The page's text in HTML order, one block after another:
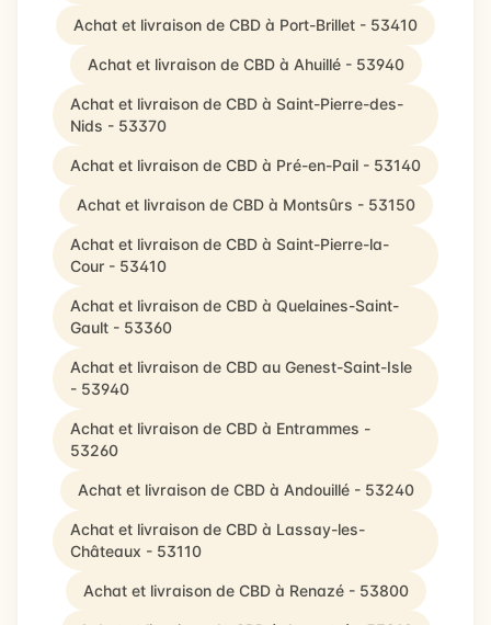
Achat et livraison de CBD à Port-Brillet - 53410
Achat et livraison de CBD à Ahuillé - 53940
Achat et livraison de CBD à Saint-Pierre-des-
Nids - 53370
Achat et livraison de CBD à Pré-en-Pail - 53140
Achat et livraison de CBD à Montsûrs - 53150
Achat et livraison de CBD à Saint-Pierre-la-
Cour - 53410
Achat et livraison de CBD à Quelaines-Saint-
Gault - 53360
Achat et livraison de CBD au Genest-Saint-Isle
- 53940
Achat et livraison de CBD à Entrammes -
53260
Achat et livraison de CBD à Andouillé - 53240
Achat et livraison de CBD à Lassay-les-
Châteaux - 53110
Achat et livraison de CBD à Renazé - 53800